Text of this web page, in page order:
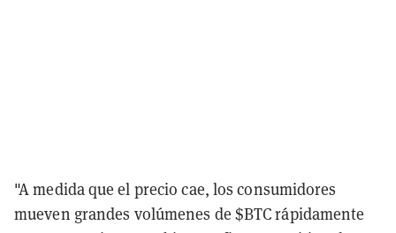
"A medida que el precio cae, los consumidores
mueven grandes volúmenes de $BTC rápidamente